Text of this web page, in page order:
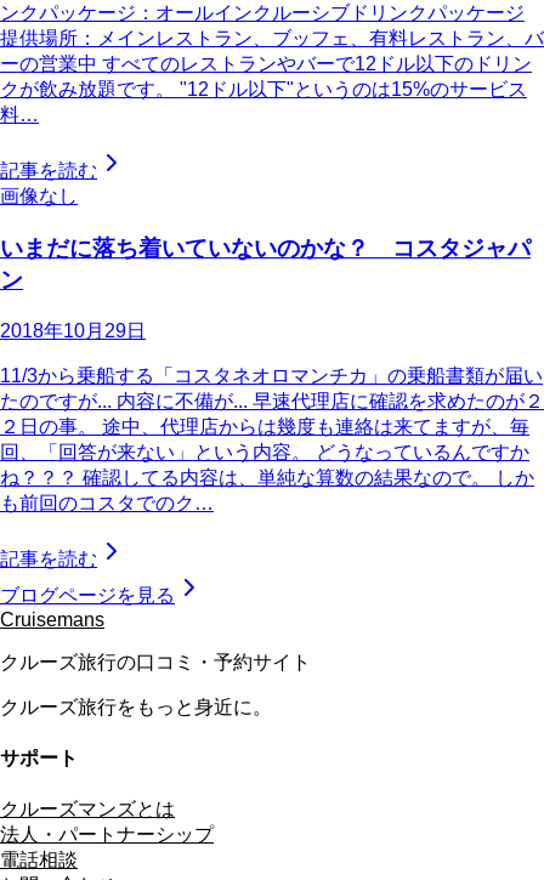
ンクパッケージ：オールインクルーシブドリンクパッケージ
提供場所：メインレストラン、ブッフェ、有料レストラン、バ
ーの営業中 すべてのレストランやバーで12ドル以下のドリン
クが飲み放題です。 "12ドル以下"というのは15%のサービス
料…
記事を読む
画像なし
いまだに落ち着いていないのかな？ コスタジャパ
ン
2018年10月29日
11/3から乗船する「コスタネオロマンチカ」の乗船書類が届い
たのですが... 内容に不備が... 早速代理店に確認を求めたのが２
２日の事。 途中、代理店からは幾度も連絡は来てますが、毎
回、「回答が来ない」という内容。 どうなっているんですか
ね？？？ 確認してる内容は、単純な算数の結果なので。 しか
も前回のコスタでのク…
記事を読む
ブログページを見る
Cruisemans
クルーズ旅行の口コミ・予約サイト
クルーズ旅行をもっと身近に。
サポート
クルーズマンズとは
法人・パートナーシップ
電話相談